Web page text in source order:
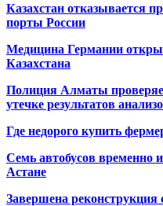
Казахстан отказывается
порты России
Медицина Германии
Казахстана
Полиция Алматы
утечке результатов
Где недорого купить
Семь автобусов временно
Астане
Завершена реконструкция